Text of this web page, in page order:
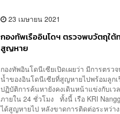
23 เมษายน 2021
กองทัพเรืออินโดฯ ตรวจพบวัตถุใต้
สูญหาย
กองทัพอินโดนีเซียเปิดเผยว่า มีการตร
น้ำของอินโดนีเซียที่สูญหายไปพร้อมลูก
ปฏิบัติการค้นหายังคงเดินหน้าแข่งกับเว
ภายใน 24 ชั่วโมง ทั้งนี้ เรือ KRI
ได้สูญหายไป หลังขาดการติดต่อระหว่า